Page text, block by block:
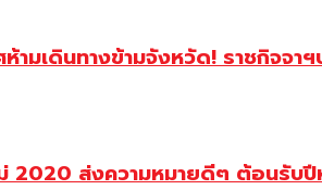
ามเดินทางข้ามจังหวัด! ราชกิจจา
2020 ส่งความหมายดีๆ ต้อนรับ